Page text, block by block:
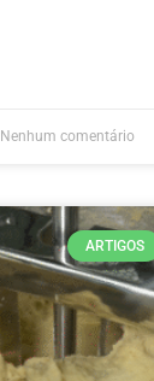
Nenhum comentário
ARTIGOS